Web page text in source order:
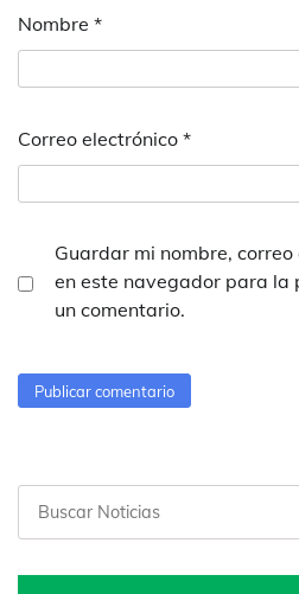
Nombre *
Correo electrónico *
Guardar mi nombre,
en este navegador para la
un comentario.